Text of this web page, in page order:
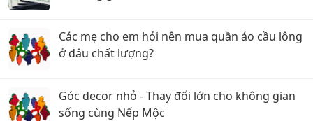
Các mẹ cho em hỏi nên mua quần áo cầu lông
ở đâu chất lượng?
Góc decor nhỏ - Thay đổi lớn cho không gian
sống cùng Nếp Mộc